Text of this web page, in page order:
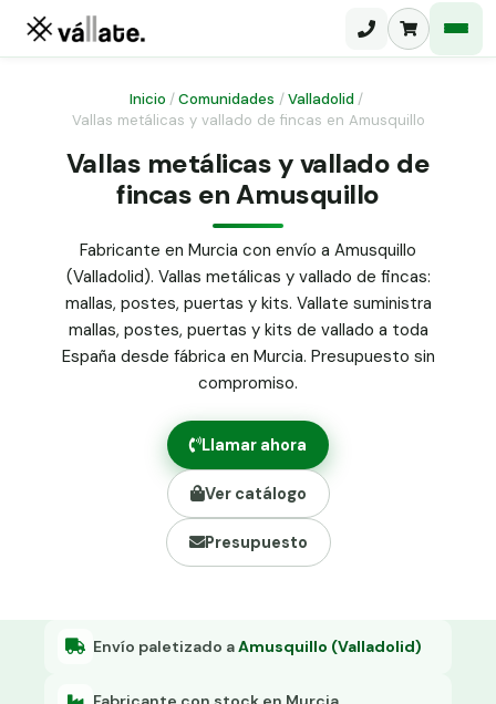
Malla ganadera
Malla simple torsión
Malla triple torsión
Panel malla H.
Puerta abatible dos hojas
Puerta acceso peatonal
Poste malla Hércules
Poste malla simple torsión
Alambre de espino galvanizado
Abrazadera PVC malla H.
Grapa malla H.
Grapadora
Tensor galvanizado
Inicio /Comunidades / Valladolid /
Vallas metálicas y vallado de fincas en Amusquillo
Vallas metálicas y vallado de
fincas en Amusquillo
Fabricante en Murcia con envío a Amusquillo
(Valladolid). Vallas metálicas y vallado de fincas:
mallas, postes, puertas y kits. Vallate suministra
mallas, postes, puertas y kits de vallado a toda
España desde fábrica en Murcia. Presupuesto sin
compromiso.
Llamar ahora
Ver catálogo
Presupuesto
Envío paletizado aAmusquillo (Valladolid)